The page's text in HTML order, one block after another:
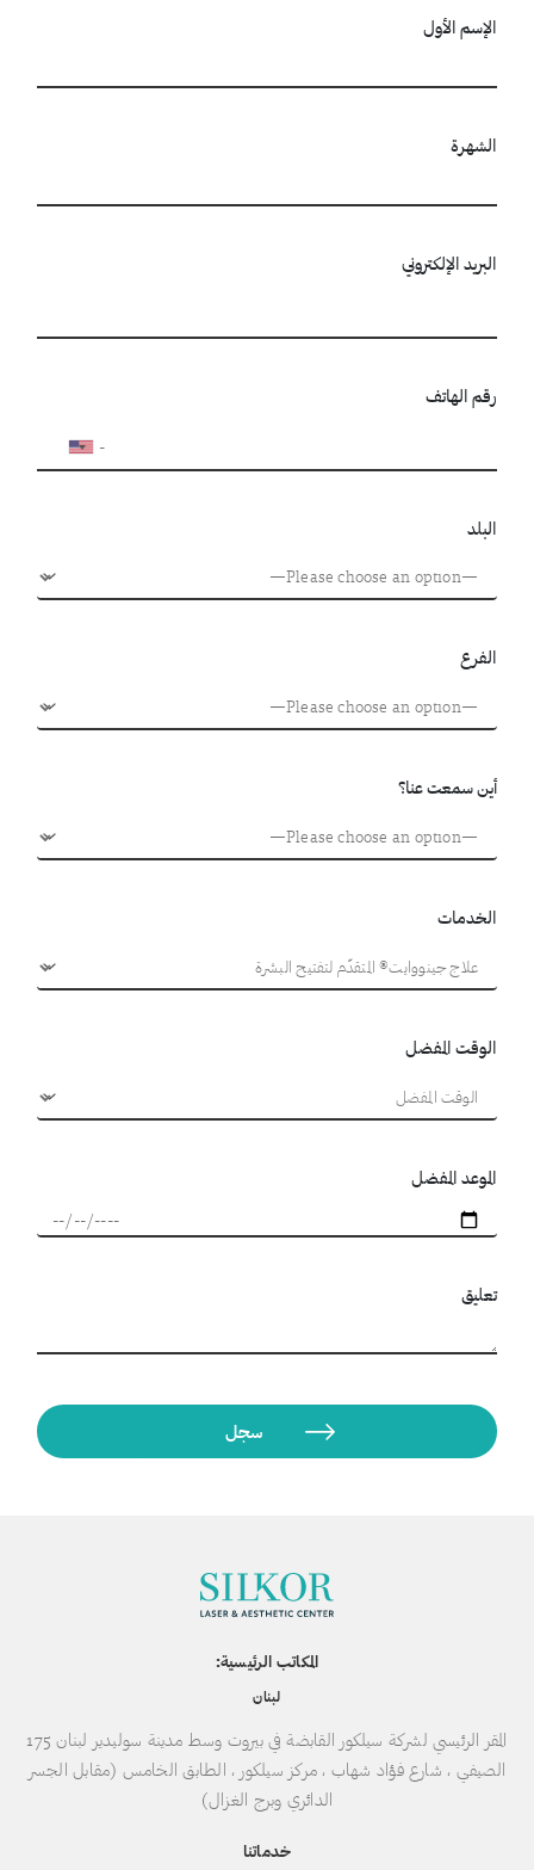
الإسم الأول
الشهرة
البريد الإلكتروني
رقم الهاتف
البلد
الفرع
أين سمعت عنا؟
الخدمات
الوقت المفضل
الموعد المفضل
تعليق
المكاتب الرئيسية:
لبنان
المقر الرئيسي لشركة سيلكور القابضة في بيروت وسط مدينة سوليدير لبنان 175
الصيفي ، شارع فؤاد شهاب ، مركز سيلكور ، الطابق الخامس (مقابل الجسر
الدائري وبرج الغزال)
خدماتنا